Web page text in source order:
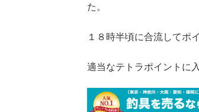
た。
１８時半頃に合流してポ
適当なテトラポイントに